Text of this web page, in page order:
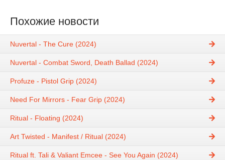
Похожие новости
Nuvertal - The Cure (2024)
Nuvertal - Combat Sword, Death Ballad (2024)
Profuze - Pistol Grip (2024)
Need For Mirrors - Fear Grip (2024)
Ritual - Floating (2024)
Art Twisted - Manifest / Ritual (2024)
Ritual ft. Tali & Valiant Emcee - See You Again (2024)